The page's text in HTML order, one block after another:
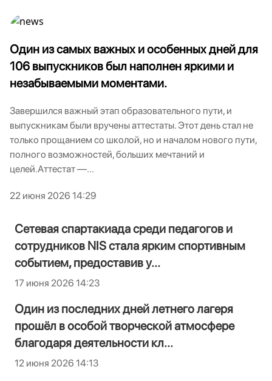
Один из самых важных и особенных дней для
106 выпускников был наполнен яркими и
незабываемыми моментами.
Завершился важный этап образовательного пути, и
выпускникам были вручены аттестаты. Этот день стал не
только прощанием со школой, но и началом нового пути,
полного возможностей, больших мечтаний и
целей.Аттестат —...
22 июня 2026 14:29
Сетевая спартакиада среди педагогов и
сотрудников NIS стала ярким спортивным
событием, предоставив у...
17 июня 2026 14:23
Один из последних дней летнего лагеря
прошёл в особой творческой атмосфере
благодаря деятельности кл...
12 июня 2026 14:13